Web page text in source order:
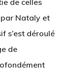
de celles
par Nataly et
s’est déroulé
de